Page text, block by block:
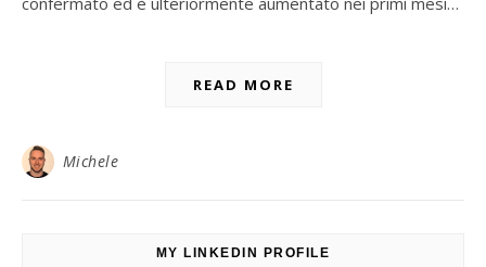
READ MORE
Michele
MY LINKEDIN PROFILE